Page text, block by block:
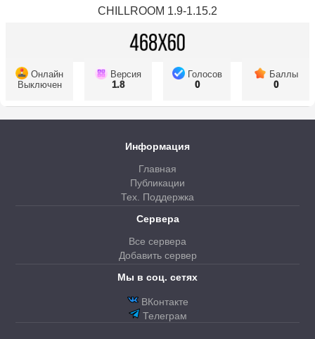
CHILLROOM 1.9-1.15.2
Онлайн
Выключен
Версия
1.8
Голосов
0
Баллы
0
Информация
Главная
Публикации
Тех. Поддержка
Сервера
Все сервера
Добавить сервер
Мы в соц. сетях
ВКонтакте
Телеграм